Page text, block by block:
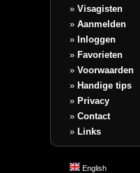
» Visagisten
» Aanmelden
» Inloggen
» Favorieten
» Voorwaarden
» Handige tips
» Privacy
» Contact
» Links
English